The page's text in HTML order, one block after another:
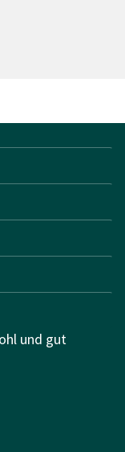
und gut